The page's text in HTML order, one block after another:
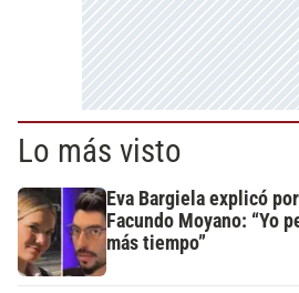
Lo más visto
Eva Bargiela explicó
Facundo Moyano: “Yo
más tiempo”